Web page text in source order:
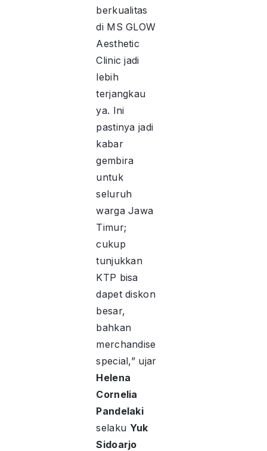
berkualitas
di MS GLOW
Aesthetic
Clinic jadi
lebih
terjangkau
ya. Ini
pastinya jadi
kabar
gembira
untuk
seluruh
warga Jawa
Timur;
cukup
tunjukkan
KTP bisa
dapet diskon
besar,
bahkan
merchandise
special,” ujar
Helena
Cornelia
Pandelaki
selaku Yuk
Sidoarjo